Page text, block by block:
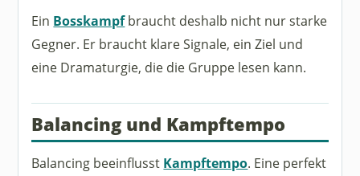
Ein Bosskampfbraucht deshalb nicht nur starke
Gegner. Er braucht klare Signale, ein Ziel und
eine Dramaturgie, die die Gruppe lesen kann.
Balancing und Kampftempo
Balancing beeinflusst Kampftempo. Eine perfekt